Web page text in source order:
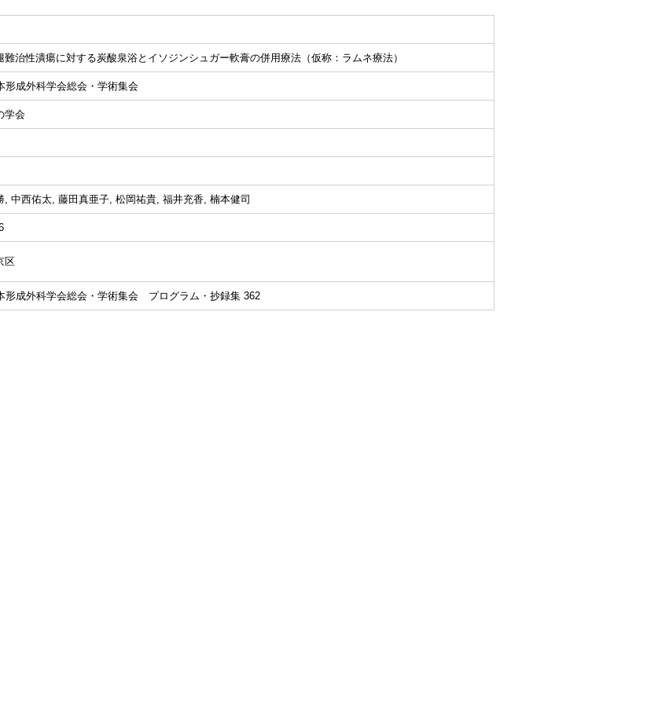
難治性潰瘍に対する炭酸泉浴とイソジンシュガー軟膏の併用療法（仮称：ラムネ療法）
形成外科学会総会・学術集会
学会
中西佑太, 藤田真亜子, 松岡祐貴, 福井充香, 楠本健司
区
形成外科学会総会・学術集会 プログラム・抄録集 362